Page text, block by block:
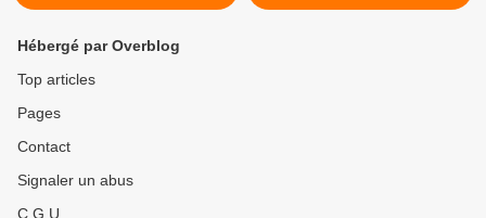
Hébergé par Overblog
Top articles
Pages
Contact
Signaler un abus
C.G.U.